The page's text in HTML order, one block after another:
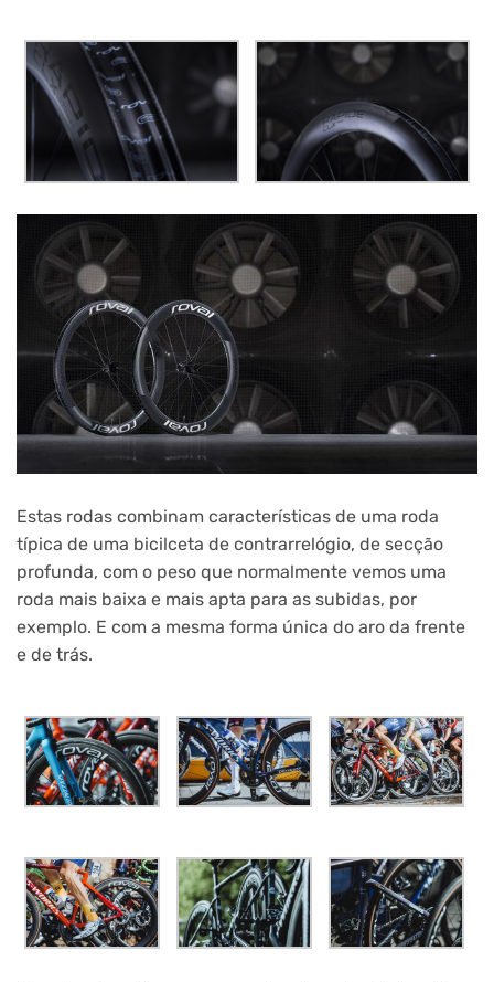
Estas rodas combinam características de uma roda
típica de uma bicilceta de contrarrelógio, de secção
profunda, com o peso que normalmente vemos uma
roda mais baixa e mais apta para as subidas, por
exemplo. E com a mesma forma única do aro da frente
e de trás.